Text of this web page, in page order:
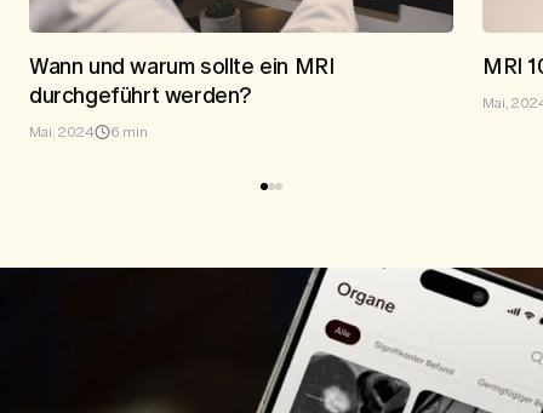
Wann und warum sollte ein MRI
durchgeführt werden?
Mai, 2024 6 min
MRI
Mai,